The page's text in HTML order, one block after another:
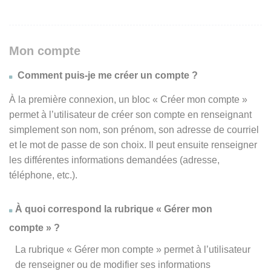
Mon compte
Comment puis-je me créer un compte ?
À la première connexion, un bloc « Créer mon compte »
permet à l’utilisateur de créer son compte en renseignant
simplement son nom, son prénom, son adresse de courriel
et le mot de passe de son choix. Il peut ensuite renseigner
les différentes informations demandées (adresse,
téléphone, etc.).
À quoi correspond la rubrique « Gérer mon
compte » ?
La rubrique « Gérer mon compte » permet à l’utilisateur
de renseigner ou de modifier ses informations